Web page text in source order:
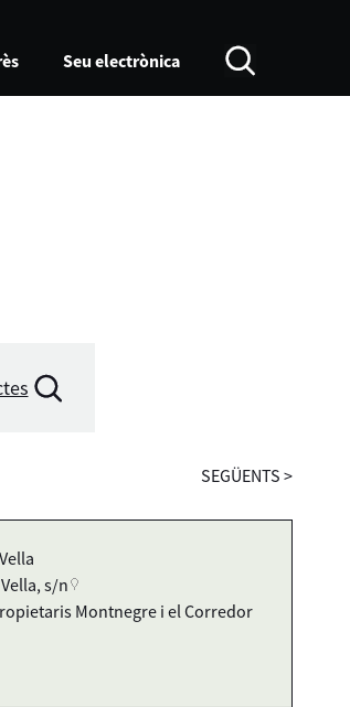
Seu electrònica
SEGÜENTS >
s/n
Montnegre i el Corredor